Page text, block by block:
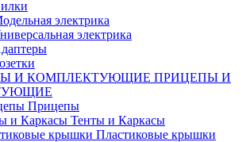
электрика
электрика
ПРИЦЕПЫ И
Прицепы
Тенты и Каркасы
Пластиковые крышки